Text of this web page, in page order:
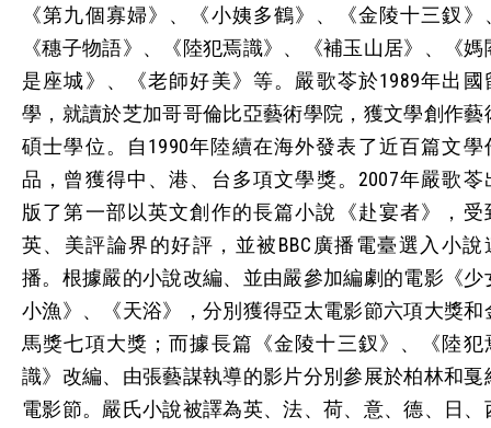
《第九個寡婦》、《小姨多鶴》、《金陵十三釵》
《穗子物語》、《陸犯焉識》、《補玉山居》、《媽
是座城》、《老師好美》等。嚴歌苓於1989年出國
學，就讀於芝加哥哥倫比亞藝術學院，獲文學創作藝
碩士學位。自1990年陸續在海外發表了近百篇文學
品，曾獲得中、港、台多項文學獎。2007年嚴歌苓
版了第一部以英文創作的長篇小說《赴宴者》，受
英、美評論界的好評，並被BBC廣播電臺選入小說
播。根據嚴的小說改編、並由嚴參加編劇的電影《少
小漁》、《天浴》，分別獲得亞太電影節六項大獎和
馬獎七項大獎；而據長篇《金陵十三釵》、《陸犯
識》改編、由張藝謀執導的影片分別參展於柏林和戛
電影節。嚴氏小說被譯為英、法、荷、意、德、日、